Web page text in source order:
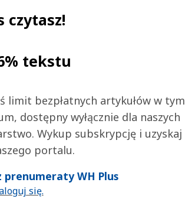
czytasz!
tekstu
limit bezpłatnych artykułów w tym
dostępny wyłącznie dla naszych
Wykup subskrypcję i uzyskaj
portalu.
WH Plus
się.